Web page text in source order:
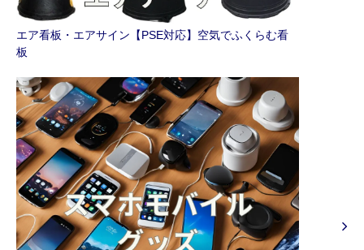
エア看板・エアサイン【PSE対応】空気でふくらむ看
板